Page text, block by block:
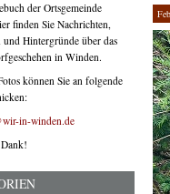
der Ortsgemeinde
finden Sie Nachrichten,
Hintergründe über das
in Winden.
können Sie an folgende
in-winden.de